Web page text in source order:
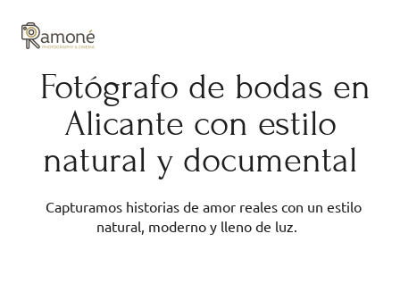
Fotógrafo de bodas en
Alicante con estilo
natural y documental
Capturamos historias de amor reales con un estilo
natural, moderno y lleno de luz.